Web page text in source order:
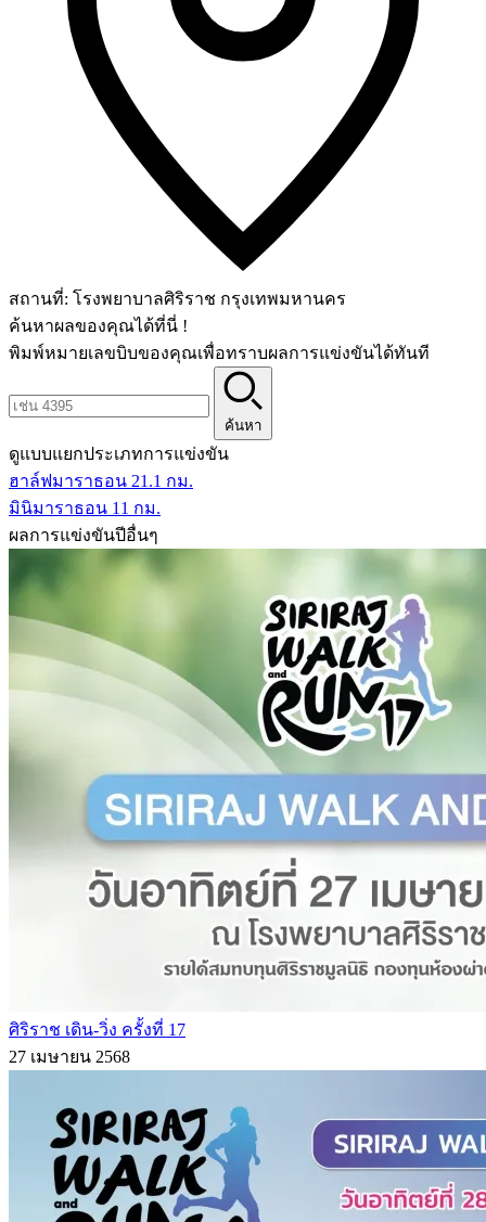
สถานที่: โรงพยาบาลศิริราช กรุงเทพมหานคร
ค้นหาผลของคุณได้ที่นี่ !
พิมพ์หมายเลขบิบของคุณเพื่อทราบผลการแข่งขันได้ทันที
ค้นหา
ดูแบบแยกประเภทการแข่งขัน
ฮาล์ฟมาราธอน 21.1 กม.
มินิมาราธอน 11 กม.
ผลการแข่งขันปีอื่นๆ
ศิริราช เดิน-วิ่ง ครั้งที่ 17
27 เมษายน 2568